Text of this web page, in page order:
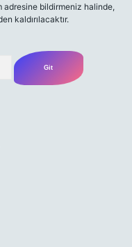
adresine bildirmeniz halinde,
kaldırılacaktır.